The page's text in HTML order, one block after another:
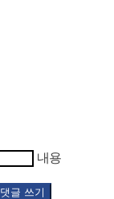
내용
댓글 쓰기